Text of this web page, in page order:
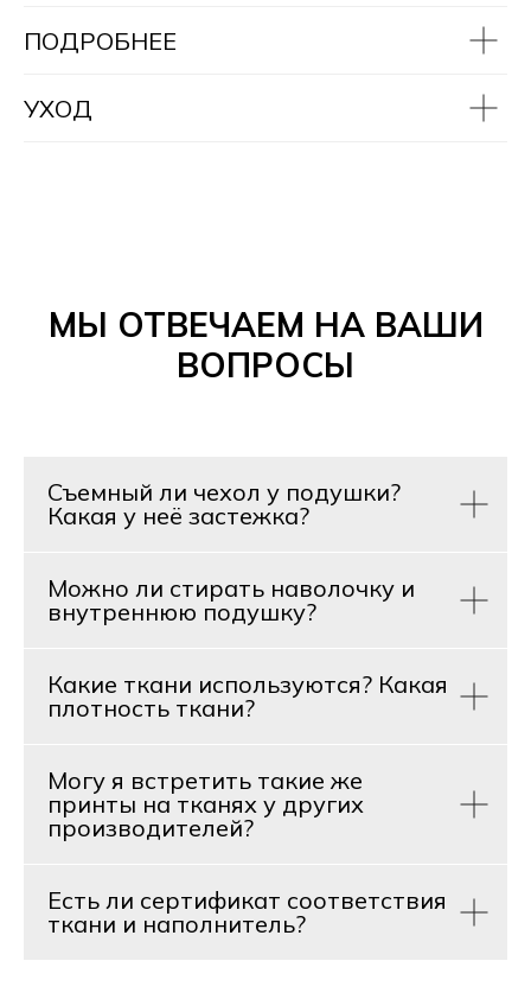
ПОДРОБНЕЕ
УХОД
МЫ ОТВЕЧАЕМ НА ВАШИ
ВОПРОСЫ
Съемный ли чехол у подушки?
Какая у неё застежка?
Можно ли стирать наволочку и
внутреннюю подушку?
Какие ткани используются? Какая
плотность ткани?
Могу я встретить такие же
принты на тканях у других
производителей?
Есть ли сертификат соответствия
ткани и наполнитель?